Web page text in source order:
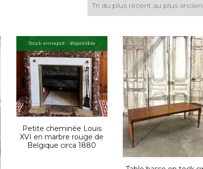
Stock entrepot - disponible
Petite cheminée Louis
XVI en marbre rouge de
Belgique circa 1880